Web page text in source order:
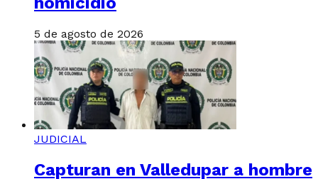
5 de agosto de 2026
JUDICIAL
Capturan en Valledupar a hombre